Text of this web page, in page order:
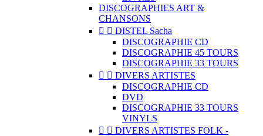
DISCOGRAPHIES ART &
CHANSONS
  DISTEL Sacha
DISCOGRAPHIE CD
DISCOGRAPHIE 45 TOURS
DISCOGRAPHIE 33 TOURS
  DIVERS ARTISTES
DISCOGRAPHIE CD
DVD
DISCOGRAPHIE 33 TOURS
VINYLS
  DIVERS ARTISTES FOLK -